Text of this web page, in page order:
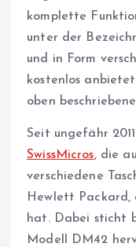
komplette
unter der
und in Form
kostenlos
oben
Seit ungefähr
SwissMicros, die
verschiedene
Hewlett Packard,
hat. Dabei sticht
Modell DM42